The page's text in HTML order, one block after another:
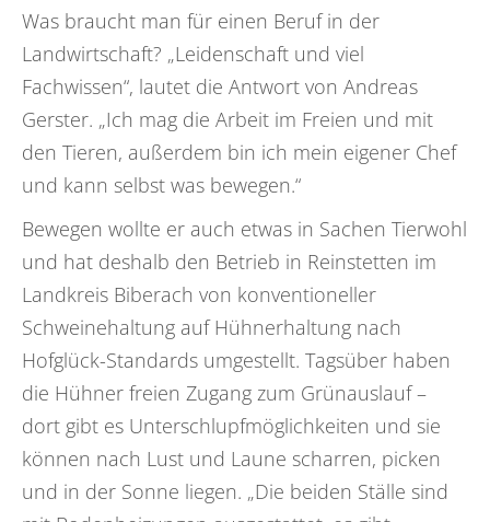
Was braucht man für einen Beruf in der
Landwirtschaft? „Leidenschaft und viel
Fachwissen“, lautet die Antwort von Andreas
Gerster. „Ich mag die Arbeit im Freien und mit
den Tieren, außerdem bin ich mein eigener Chef
und kann selbst was bewegen.“
Bewegen wollte er auch etwas in Sachen Tierwohl
und hat deshalb den Betrieb in Reinstetten im
Landkreis Biberach von konventioneller
Schweinehaltung auf Hühnerhaltung nach
Hofglück-Standards umgestellt. Tagsüber haben
die Hühner freien Zugang zum Grünauslauf –
dort gibt es Unterschlupfmöglichkeiten und sie
können nach Lust und Laune scharren, picken
und in der Sonne liegen. „Die beiden Ställe sind